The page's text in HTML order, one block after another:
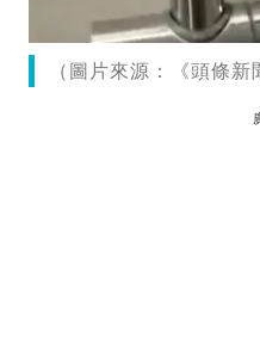
（圖片來源：《頭條新